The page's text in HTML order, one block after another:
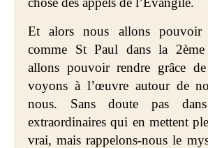
Et alors nous allons pouvoir
comme St Paul dans la
allons pouvoir rendre grâce
voyons à l’œuvre autour de
nous. Sans doute pas
extraordinaires qui en mettent
vrai, mais rappelons-nous le